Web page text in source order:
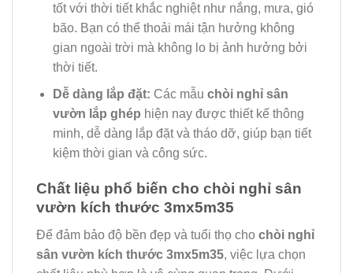
tốt với thời tiết khắc nghiệt như nắng, mưa, gió
bão. Bạn có thể thoải mái tận hưởng không
gian ngoài trời mà không lo bị ảnh hưởng bởi
thời tiết.
Dễ dàng lắp đặt: Các mẫu chòi nghỉ sân
vườn lắp ghép hiện nay được thiết kế thông
minh, dễ dàng lắp đặt và tháo dỡ, giúp bạn tiết
kiệm thời gian và công sức.
Chất liệu phổ biến cho chòi nghỉ sân
vườn kích thước 3mx5m35
Để đảm bảo độ bền đẹp và tuổi thọ cho chòi nghỉ
sân vườn kích thước 3mx5m35, việc lựa chọn